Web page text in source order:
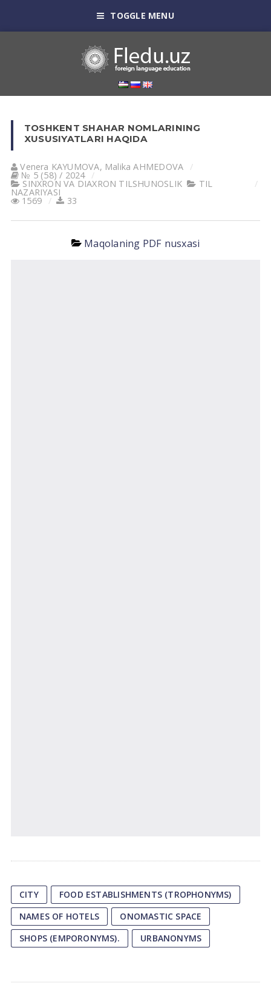
TOGGLE MENU
TOSHKENT SHAHAR NOMLARINING
XUSUSIYATLARI HAQIDA
Venera KАYUMOVА, Malika АHMEDOVА
№ 5 (58) / 2024
SINXRON VА DIАXRON TILSHUNOSLIK TIL
NАZАRIYASI
1569 33
Maqolaning PDF nusxasi
CITY
FOOD ESTABLISHMENTS (TROPHONYMS)
NAMES OF HOTELS
ONOMASTIC SPACE
SHOPS (EMPORONYMS).
URBANONYMS